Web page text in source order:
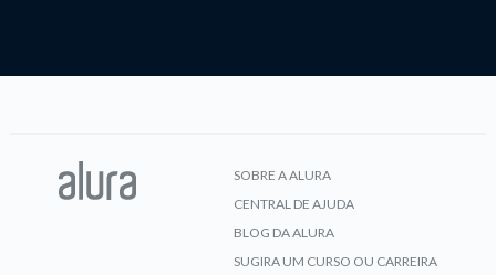
SOBRE A ALURA
CENTRAL DE AJUDA
BLOG DA ALURA
SUGIRA UM CURSO OU CARREIRA